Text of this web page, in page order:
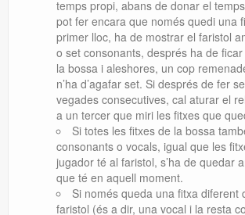
temps propi, abans de donar el
pot fer encara que només quedi una
primer lloc, ha de mostrar el faristol
o set consonants, després ha de
la bossa i aleshores, un cop
n’ha d’agafar set. Si després de fer
vegades consecutives, cal aturar el
a un tercer que miri les fitxes que
Si totes les fitxes de la bossa
consonants o vocals, igual que les
jugador té al faristol, s’ha de quedar
que té en aquell moment.
Si només queda una fitxa diferent
faristol (és a dir, una vocal i la resta